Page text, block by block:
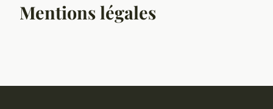
Mentions légales